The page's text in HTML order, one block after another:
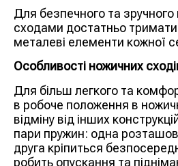
Для безпечного та
сходами достатньо
металеві елементи кожної
Особливості ножичних
Для більш легкого та
в робоче положення в
відміну від інших
пари пружин: одна
друга кріпиться
робить опускання та